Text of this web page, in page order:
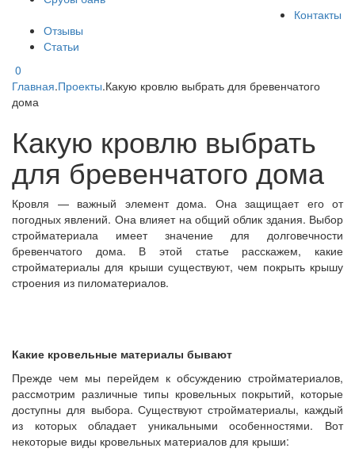
Контакты
Отзывы
Статьи
0
Главная.Проекты.Какую кровлю выбрать для бревенчатого
дома
Какую кровлю выбрать
для бревенчатого дома
Кровля — важный элемент дома. Она защищает его от
погодных явлений. Она влияет на общий облик здания. Выбор
стройматериала имеет значение для долговечности
бревенчатого дома. В этой статье расскажем, какие
стройматериалы для крыши существуют, чем покрыть крышу
строения из пиломатериалов.
Какие кровельные материалы бывают
Прежде чем мы перейдем к обсуждению стройматериалов,
рассмотрим различные типы кровельных покрытий, которые
доступны для выбора. Существуют стройматериалы, каждый
из которых обладает уникальными особенностями. Вот
некоторые виды кровельных материалов для крыши: